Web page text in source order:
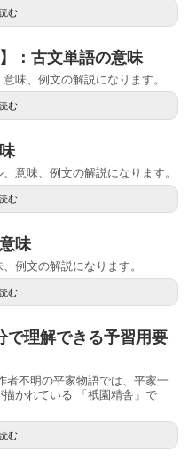
む
：古文単語の意味
味、例文の解説になります。
む
意味、例文の解説になります。
む
味
例文の解説になります。
む
で理解できる予習用要
者不明の平家物語では、平家一
かれている 「祇園精舎」で
む